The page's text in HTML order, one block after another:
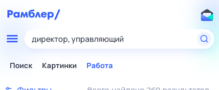
директор, управляющий
Поиск Картинки Работа